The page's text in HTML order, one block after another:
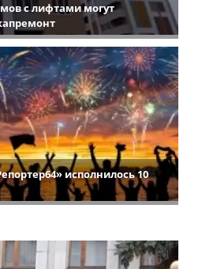
с лифтами могут
исполнилось 10